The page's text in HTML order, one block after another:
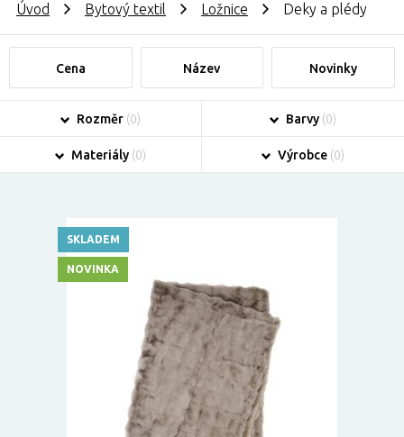
Úvod Bytový textil Ložnice Deky a plédy
Cena Název Novinky
Rozměr (0) Barvy (0)
Materiály (0) Výrobce (0)
SKLADEM
NOVINKA